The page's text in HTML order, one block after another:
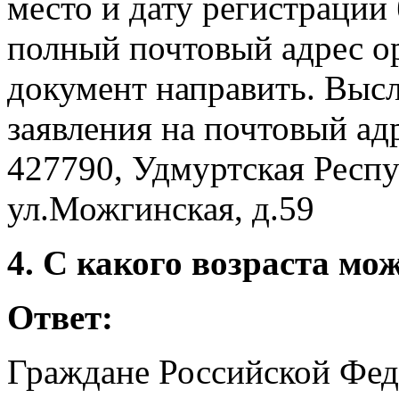
полный почтовый адрес
документ направить.
заявления на почтовый
427790, Удмуртская
ул.Можгинская, д.59
4. С какого возраста
Ответ:
Граждане Российской